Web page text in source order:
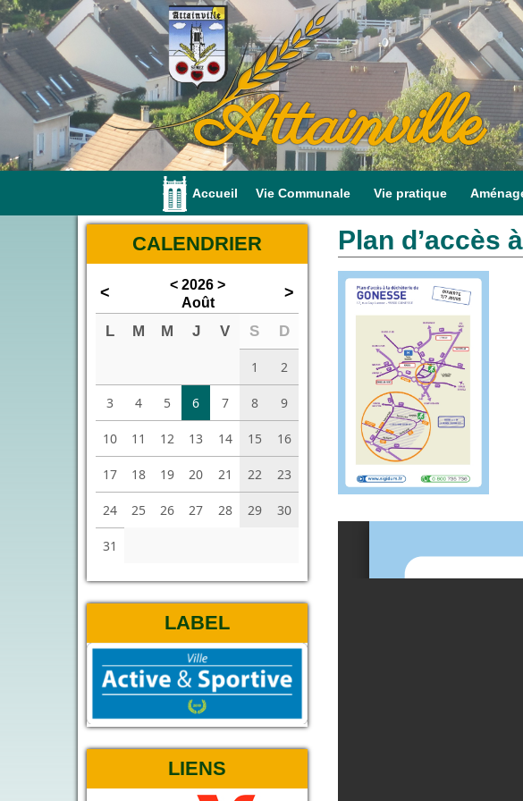
Attainville
Accueil Vie Communale Vie pratique
Plan d’accès
CALENDRIER
< < 2026 >
Août
>
L M M J V S D
1 2
3 4 5 6 7 8 9
10 11 12 13 14 15 16
17 18 19 20 21 22 23
24 25 26 27 28 29 30
31
LABEL
LIENS